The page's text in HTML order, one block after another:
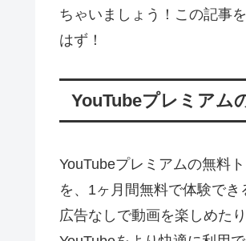
ちゃいましょう！この記事
はず！
YouTubeプレミアム
YouTubeプレミアムの無料
を、1ヶ月間無料で体験でき
広告なしで動画を楽しめた